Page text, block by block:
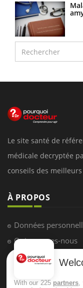
Le site santé de
médicale decryptée
conseils des
À PROPOS
Données
Qui sommes-nous
Conditions
With our 225 partners